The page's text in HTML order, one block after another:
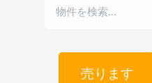
売ります